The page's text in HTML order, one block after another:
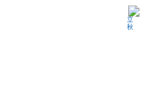
立秋